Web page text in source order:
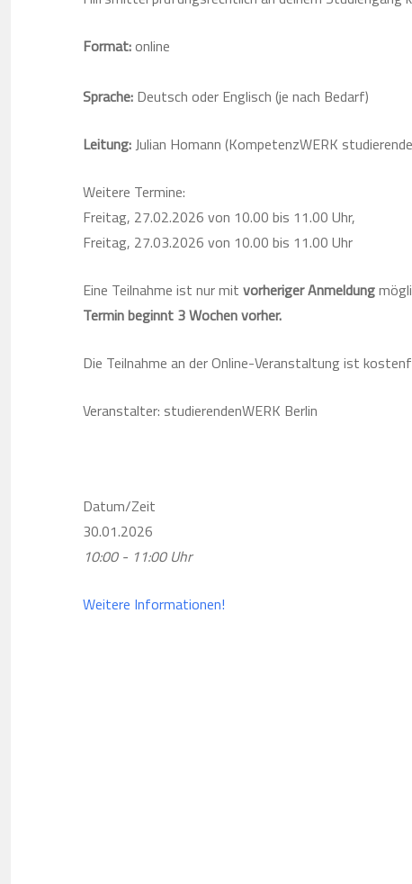
Format:online
Sprache: Deutsch oder Englisch (je nach Bedarf)
Leitung:Julian Homann (KompetenzWERK
Weitere Termine:
Freitag, 27.02.2026 von 10.00 bis 11.00 Uhr,
Freitag, 27.03.2026 von 10.00 bis 11.00 Uhr
Eine Teilnahme ist nur mit vorheriger Anmeldung
Termin beginnt 3 Wochen vorher.
Die Teilnahme an der Online-Veranstaltung ist
Veranstalter: studierendenWERK Berlin
Datum/Zeit
30.01.2026
10:00 - 11:00 Uhr
Weitere Informationen!